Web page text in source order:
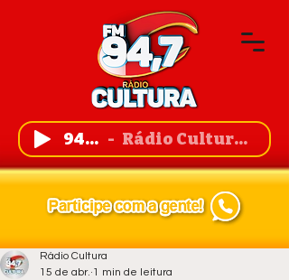
94,7 FM Rádio Cultura de Guanambi
Rádio Cultura
15 de abr. 1 min de leitura